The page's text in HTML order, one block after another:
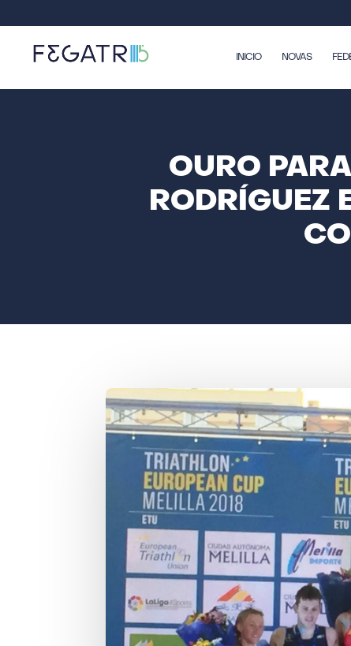
INICIO NOVAS
OURO
RODRÍGUEZ